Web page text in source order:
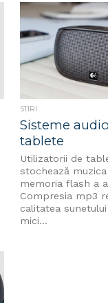
STIRI
Sisteme
tablete
Utilizatorii de
stochează
memoria flash a
Compresia mp3
calitatea
mici...